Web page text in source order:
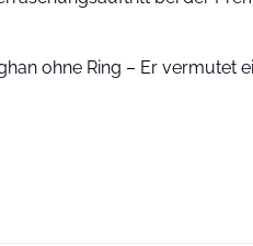
ohne Ring – Er vermutet